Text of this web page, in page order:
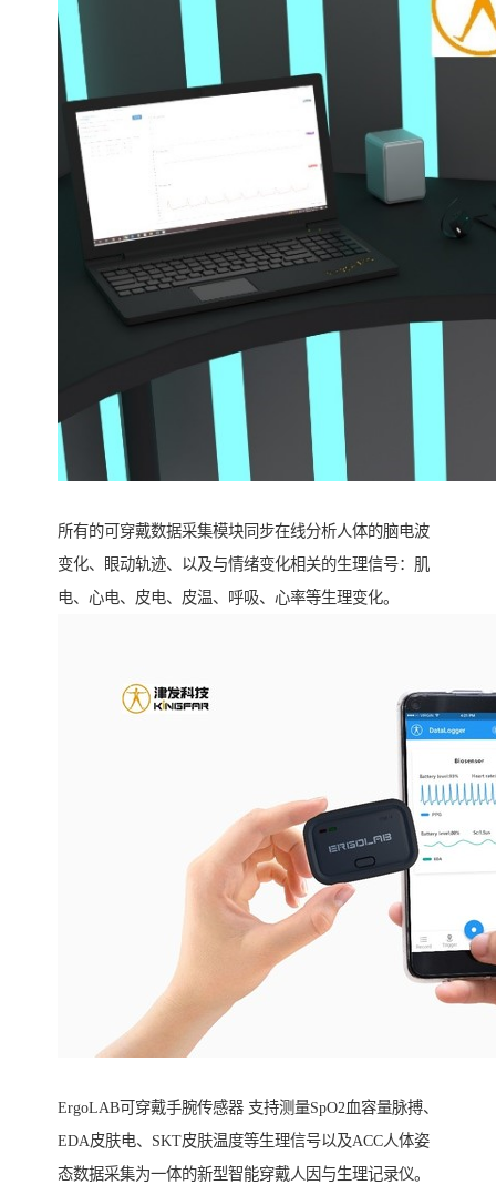
所有的可穿戴数据采集模块同步在线分析人体的脑电波
变化、眼动轨迹、以及与情绪变化相关的生理信号：肌
电、心电、皮电、皮温、呼吸、心率等生理变化。
ErgoLAB可穿戴手腕传感器 支持测量SpO2血容量脉搏、
EDA皮肤电、SKT皮肤温度等生理信号以及ACC人体姿
态数据采集为一体的新型智能穿戴人因与生理记录仪。